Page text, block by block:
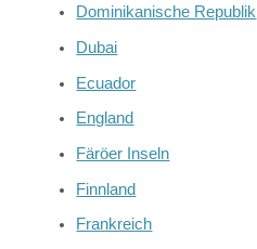
Dominikanische Republik
Dubai
Ecuador
England
Färöer Inseln
Finnland
Frankreich